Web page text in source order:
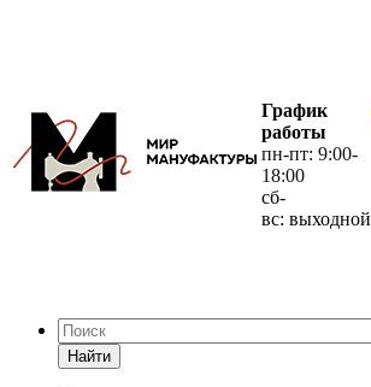
График
работы
пн-пт: 9:00-
18:00
сб-
вс: выходной
Найти